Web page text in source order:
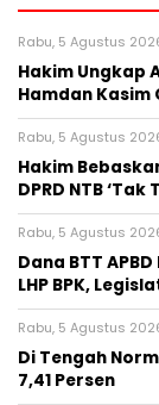
Rabu, 5 Agustus
Hakim Ungkap
Hamdan Kasim
Rabu, 5 Agustus
Hakim
DPRD NTB ‘Tak
Rabu, 5 Agustus
Dana BTT
LHP BPK,
Rabu, 5 Agustus
Di Tengah
7,41 Persen